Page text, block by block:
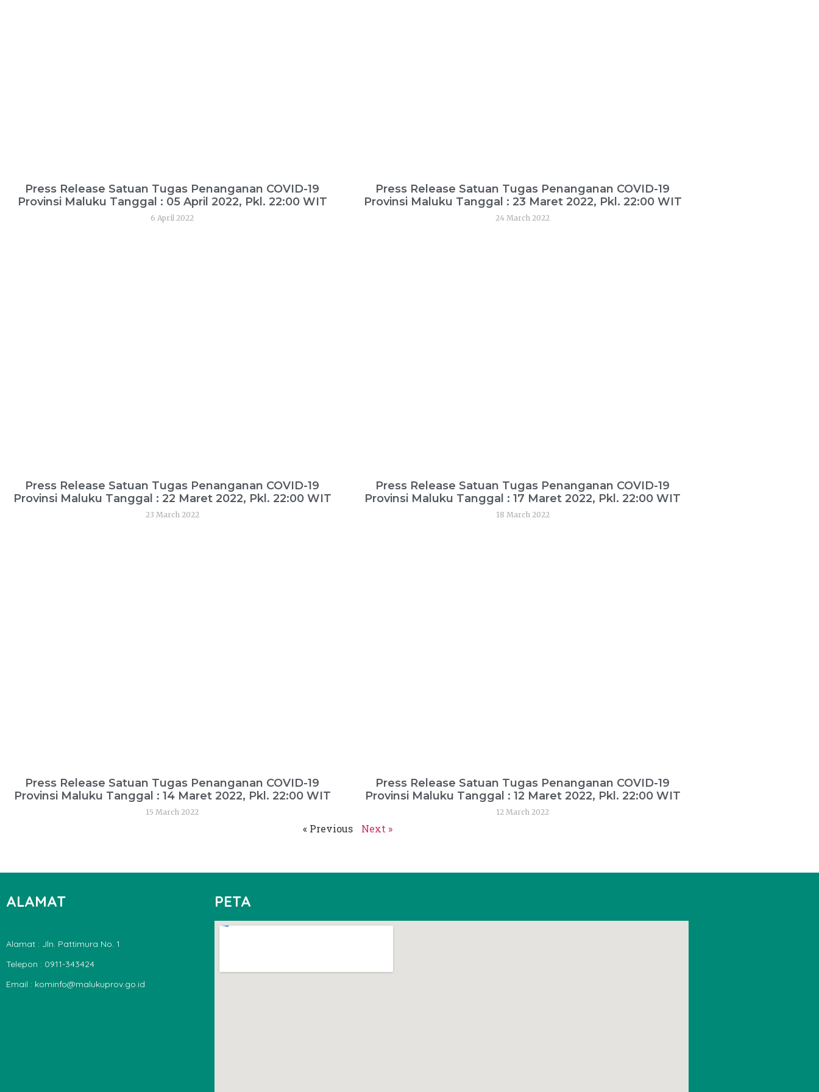
Press Release Satuan Tugas Penanganan COVID-19
Provinsi Maluku Tanggal : 05 April 2022, Pkl. 22:00 WIT
6 April 2022
Press Release Satuan Tugas Penanganan COVID-19
Provinsi Maluku Tanggal : 23 Maret 2022, Pkl. 22:00 WIT
24 March 2022
Press Release Satuan Tugas Penanganan COVID-19
Provinsi Maluku Tanggal : 22 Maret 2022, Pkl. 22:00 WIT
23 March 2022
Press Release Satuan Tugas Penanganan COVID-19
Provinsi Maluku Tanggal : 17 Maret 2022, Pkl. 22:00 WIT
18 March 2022
Press Release Satuan Tugas Penanganan COVID-19
Provinsi Maluku Tanggal : 14 Maret 2022, Pkl. 22:00 WIT
15 March 2022
Press Release Satuan Tugas Penanganan COVID-19
Provinsi Maluku Tanggal : 12 Maret 2022, Pkl. 22:00 WIT
12 March 2022
« Previous Next »
ALAMAT
Alamat : Jln. Pattimura No. 1
Telepon : 0911-343424
Email : kominfo@malukuprov.go.id
PETA